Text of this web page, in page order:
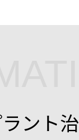
ント